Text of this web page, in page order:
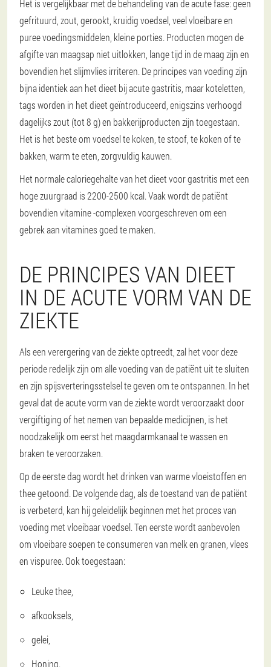
Het is vergelijkbaar met de behandeling van de acute fase: geen
gefrituurd, zout, gerookt, kruidig voedsel, veel vloeibare en
puree voedingsmiddelen, kleine porties. Producten mogen de
afgifte van maagsap niet uitlokken, lange tijd in de maag zijn en
bovendien het slijmvlies irriteren. De principes van voeding zijn
bijna identiek aan het dieet bij acute gastritis, maar koteletten,
tags worden in het dieet geïntroduceerd, enigszins verhoogd
dagelijks zout (tot 8 g) en bakkerijproducten zijn toegestaan.
Het is het beste om voedsel te koken, te stoof, te koken of te
bakken, warm te eten, zorgvuldig kauwen.
Het normale caloriegehalte van het dieet voor gastritis met een
hoge zuurgraad is 2200-2500 kcal. Vaak wordt de patiënt
bovendien vitamine -complexen voorgeschreven om een
gebrek aan vitamines goed te maken.
DE PRINCIPES VAN DIEET
IN DE ACUTE VORM VAN DE
ZIEKTE
Als een verergering van de ziekte optreedt, zal het voor deze
periode redelijk zijn om alle voeding van de patiënt uit te sluiten
en zijn spijsverteringsstelsel te geven om te ontspannen. In het
geval dat de acute vorm van de ziekte wordt veroorzaakt door
vergiftiging of het nemen van bepaalde medicijnen, is het
noodzakelijk om eerst het maagdarmkanaal te wassen en
braken te veroorzaken.
Op de eerste dag wordt het drinken van warme vloeistoffen en
thee getoond. De volgende dag, als de toestand van de patiënt
is verbeterd, kan hij geleidelijk beginnen met het proces van
voeding met vloeibaar voedsel. Ten eerste wordt aanbevolen
om vloeibare soepen te consumeren van melk en granen, vlees
en vispuree. Ook toegestaan:
Leuke thee,
afkooksels,
gelei,
Honing.